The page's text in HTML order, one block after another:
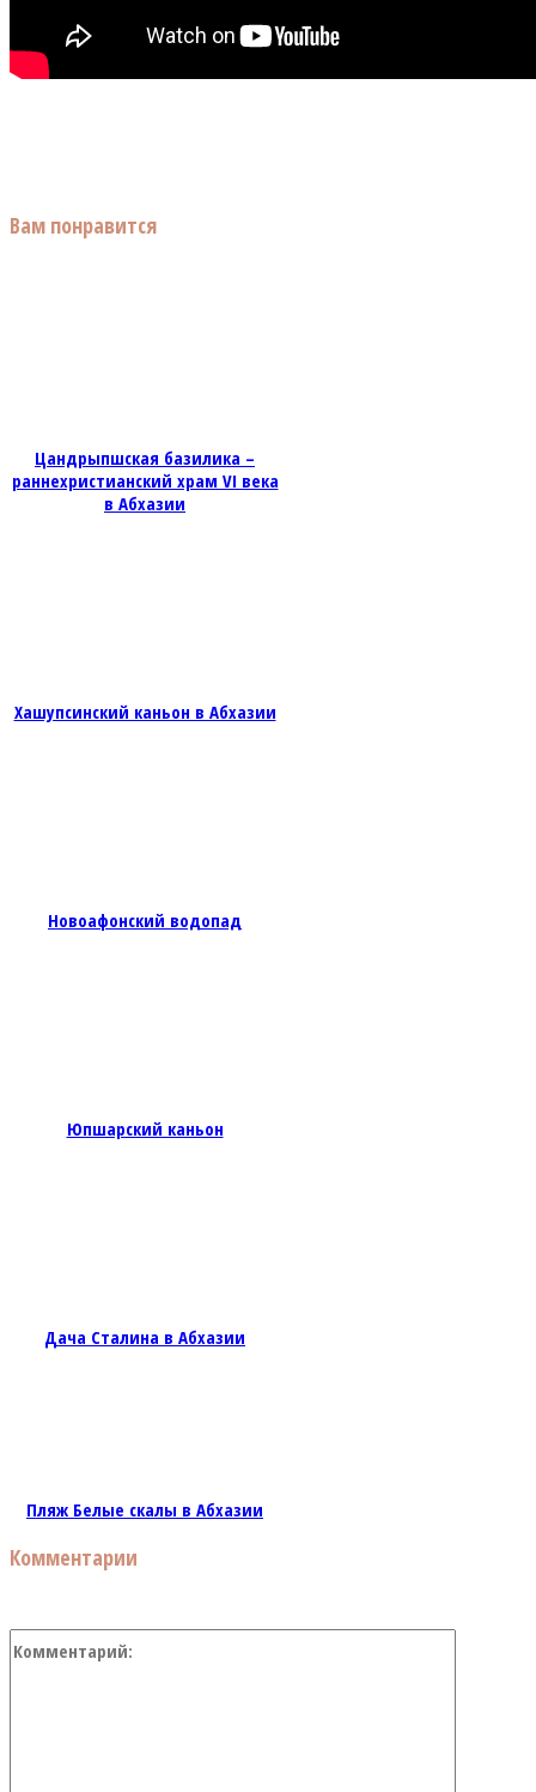
Вам понравится
Цандрыпшская базилика –
раннехристианский храм VI века
в Абхазии
Хашупсинский каньон в Абхазии
Новоафонский водопад
Юпшарский каньон
Дача Сталина в Абхазии
Пляж Белые скалы в Абхазии
Комментарии